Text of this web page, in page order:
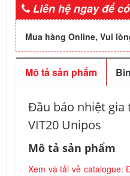
Liên hệ ngay để
Mua hàng Online, Vui
Mô tả sản phẩm
Đầu báo nhiệt gia
VIT20 Unipos
Mô tả sản phẩm
Xem và tải về catalogue: